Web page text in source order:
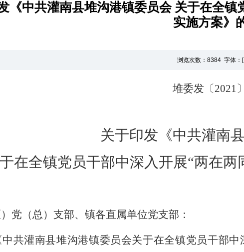
《中共灌南县堆沟港镇委员会 关于在全
实施方案》
浏览次数： 8384 字体：[
堆委发 〔2021〕
关于印发 《中共灌南县
在全镇党员干部中深入开展“两在两
党（总）支部、镇各直属单位党支部：
中共灌南县堆沟港镇委员会关于在全镇党员干部中